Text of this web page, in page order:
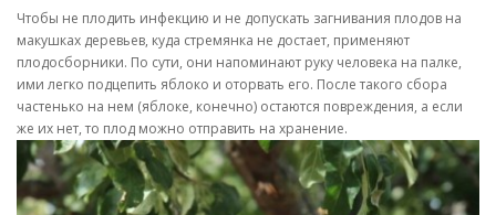
Чтобы не плодить инфекцию и не допускать загнивания плодов на
макушках деревьев, куда стремянка не достает, применяют
плодосборники. По сути, они напоминают руку человека на палке,
ими легко подцепить яблоко и оторвать его. После такого сбора
частенько на нем (яблоке, конечно) остаются повреждения, а если
же их нет, то плод можно отправить на хранение.